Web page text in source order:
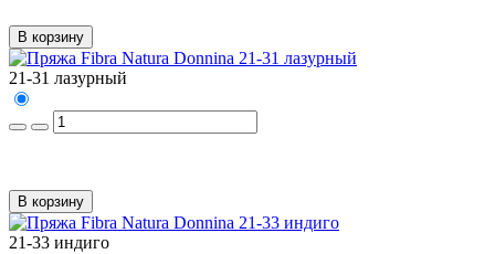
В корзину
21-31 лазурный
В корзину
21-33 индиго